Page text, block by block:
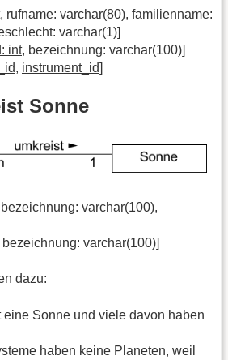
, rufname: varchar(80), familienname:
varchar(1)]
int, bezeichnung: varchar(100)]
, instrument_id]
Sonne
varchar(100),
bezeichnung: varchar(100)]
dazu:
eine Sonne und viele davon haben
haben keine Planeten, weil